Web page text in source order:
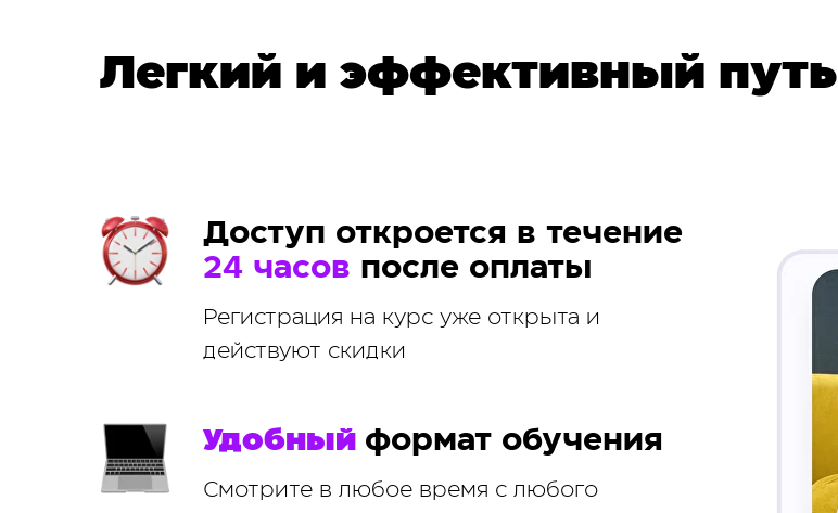
Легкий и эффективный путь
Доступ откроется в течение
24 часов после оплаты
Регистрация на курс уже открыта и
действуют скидки
Удобный формат обучения
Смотрите в любое время с любого